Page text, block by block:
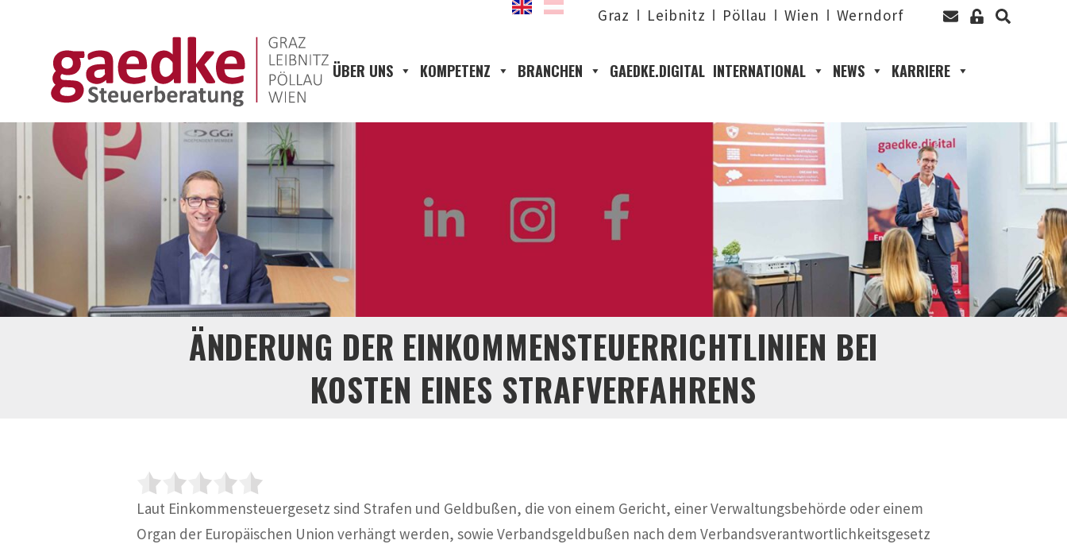
Graz Leibnitz Pöllau Wien Werndorf
ÜBER UNS KOMPETENZ BRANCHEN GAEDKE.DIGITAL INTERNATIONAL NEWS KARRIERE
ÄNDERUNG DER EINKOMMENSTEUERRICHTLINIEN BEI
KOSTEN EINES STRAFVERFAHRENS
Laut Einkommensteuergesetz sind Strafen und Geldbußen, die von einem Gericht, einer Verwaltungsbehörde oder einem
Organ der Europäischen Union verhängt werden, sowie Verbandsgeldbußen nach dem Verbandsverantwortlichkeitsgesetz